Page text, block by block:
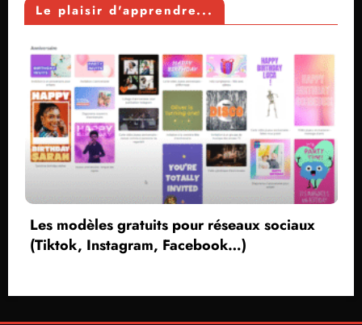
Le plaisir d'apprendre...
gratuits pour réseaux sociaux
Instagram, Facebook…)